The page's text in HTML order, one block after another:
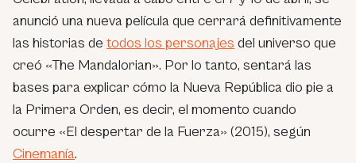
anunció una nueva película que cerrará definitivamente
las historias de todos los personajes del universo que
creó «The Mandalorian». Por lo tanto, sentará las
bases para explicar cómo la Nueva República dio pie a
la Primera Orden, es decir, el momento cuando
ocurre «El despertar de la Fuerza» (2015), según
Cinemanía.